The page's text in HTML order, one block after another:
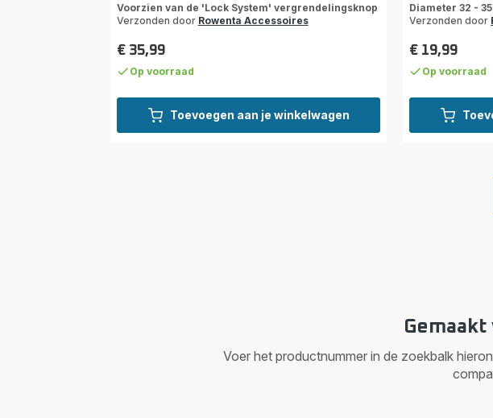
Toevoegen aan je winkelwagen
Voorzien van de 'Lock System' vergrendelingsknop
Verzonden door Rowenta Accessoires
Prijs
€ 35,99
Op voorraad
Diameter 32 -
Verzonden door
Prijs
€ 19,99
Op voorraad
Voer het productnummer in de zoekbalk